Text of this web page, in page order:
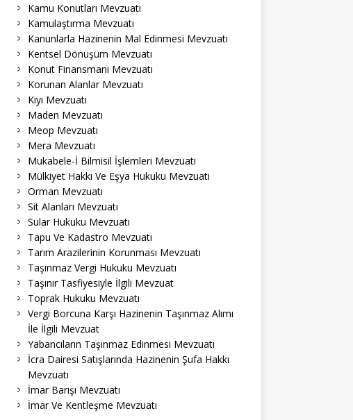
Kamu Konutları Mevzuatı
Kamulaştırma Mevzuatı
Kanunlarla Hazinenin Mal Edinmesi Mevzuatı
Kentsel Dönüşüm Mevzuatı
Konut Finansmanı Mevzuatı
Korunan Alanlar Mevzuatı
Kıyı Mevzuatı
Maden Mevzuatı
Meop Mevzuatı
Mera Mevzuatı
Mukabele-İ Bilmisil İşlemleri Mevzuatı
Mülkiyet Hakkı Ve Eşya Hukuku Mevzuatı
Orman Mevzuatı
Sit Alanları Mevzuatı
Sular Hukuku Mevzuatı
Tapu Ve Kadastro Mevzuatı
Tarım Arazilerinin Korunması Mevzuatı
Taşınmaz Vergi Hukuku Mevzuatı
Taşınır Tasfiyesiyle İlgili Mevzuat
Toprak Hukuku Mevzuatı
Vergi Borcuna Karşı Hazinenin Taşınmaz Alımı
İle İlgili Mevzuat
Yabancıların Taşınmaz Edinmesi Mevzuatı
İcra Dairesi Satışlarında Hazinenin Şufa Hakkı
Mevzuatı
İmar Barışı Mevzuatı
İmar Ve Kentleşme Mevzuatı